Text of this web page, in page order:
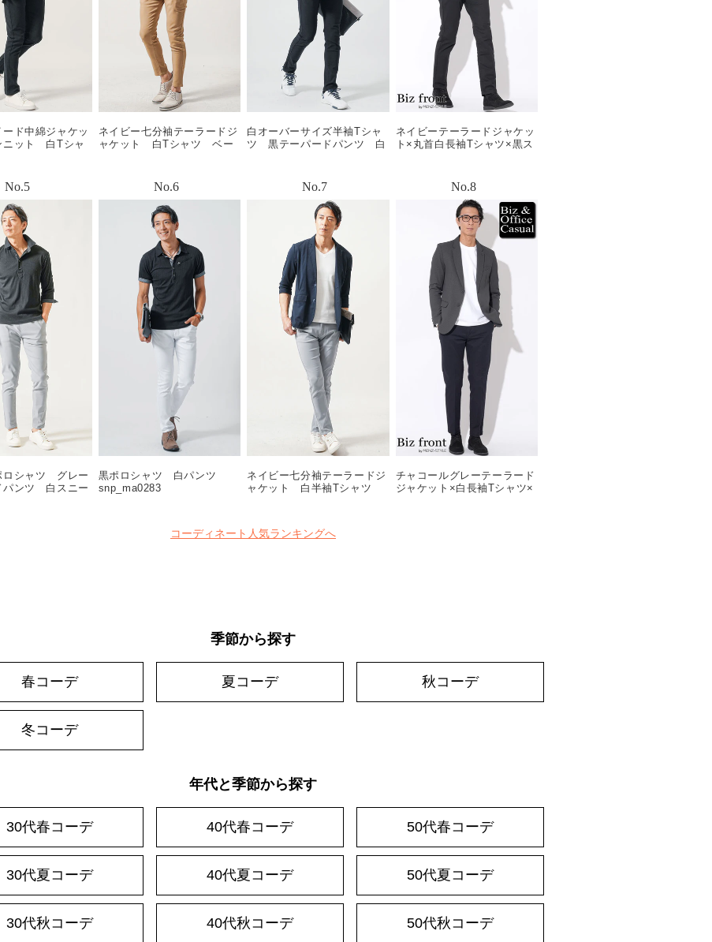
ド中綿ジャケッ
ット 白Tシャ
ネイビー七分袖テーラードジ
ャケット 白Tシャツ ベー
白オーバーサイズ半袖Tシャ
ツ 黒テーパードパンツ 白
ネイビーテーラードジャケッ
ト×丸首白長袖Tシャツ×黒ス
ロシャツ グレー
パンツ 白スニー
黒ポロシャツ 白パンツ
snp_ma0283
ネイビー七分袖テーラードジ
ャケット 白半袖Tシャツ
チャコールグレーテーラード
ジャケット×白長袖Tシャツ×
コーディネート人気ランキングへ
季節から探す
春コーデ 夏コーデ 秋コーデ
冬コーデ
年代と季節から探す
30代春コーデ 40代春コーデ 50代春コーデ
30代夏コーデ 40代夏コーデ 50代夏コーデ
30代秋コーデ 40代秋コーデ 50代秋コーデ